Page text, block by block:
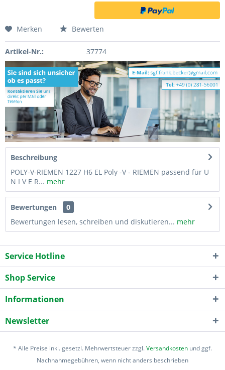
Merken Bewerten
Artikel-Nr.: 37774
Beschreibung
POLY-V-RIEMEN 1227 H6 EL Poly -V - RIEMEN passend für U
N I V E R... mehr
Bewertungen
0
Bewertungen lesen, schreiben und diskutieren... mehr
Service Hotline
Shop Service
Informationen
Newsletter
* Alle Preise inkl. gesetzl. Mehrwertsteuer zzgl.Versandkosten und ggf.
Nachnahmegebühren, wenn nicht anders beschrieben